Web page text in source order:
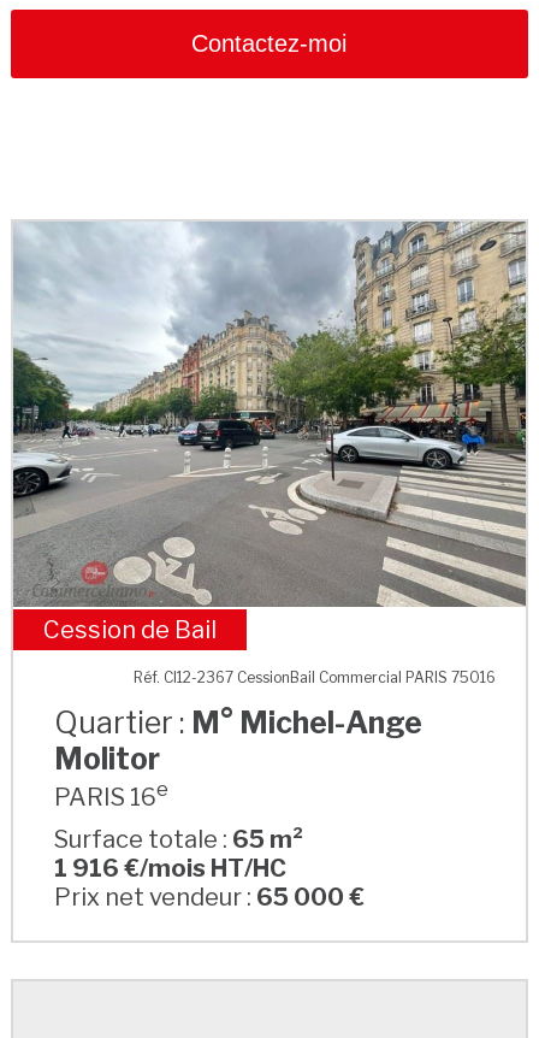
Contactez-moi
M° Michel-Ange Molitor
Cession de Bail
Réf. CI12-2367 CessionBail Commercial PARIS 75016
Quartier : M° Michel-Ange
Molitor
PARIS 16e
Surface totale : 65 m²
1 916 €/mois HT/HC
Prix net vendeur : 65 000 €